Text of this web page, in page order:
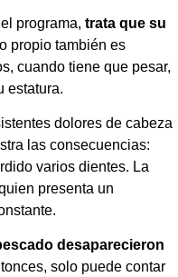
programa, trata que su
propio también es
cuando tiene que pesar,
estatura.
dolores de cabeza
las consecuencias:
varios dientes. La
presenta un
desaparecieron
solo puede contar